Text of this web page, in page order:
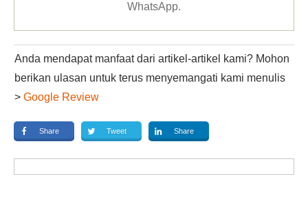
WhatsApp.
Anda mendapat manfaat dari artikel-artikel kami? Mohon
berikan ulasan untuk terus menyemangati kami menulis
> Google Review
Share Tweet Share